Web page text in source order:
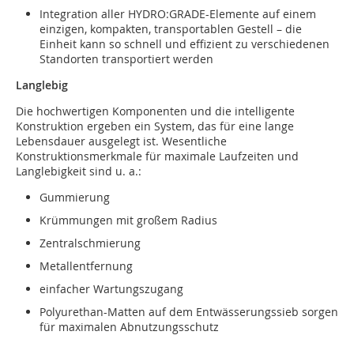
Integration aller HYDRO:GRADE-Elemente auf einem
einzigen, kompakten, transportablen Gestell – die
Einheit kann so schnell und effizient zu verschiedenen
Standorten transportiert werden
Langlebig
Die hochwertigen Komponenten und die intelligente
Konstruktion ergeben ein System, das für eine lange
Lebensdauer ausgelegt ist. Wesentliche
Konstruktionsmerkmale für maximale Laufzeiten und
Langlebigkeit sind u. a.:
Gummierung
Krümmungen mit großem Radius
Zentralschmierung
Metallentfernung
einfacher Wartungszugang
Polyurethan-Matten auf dem Entwässerungssieb sorgen
für maximalen Abnutzungsschutz